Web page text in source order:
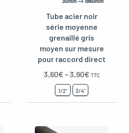
Tube acier noir
série moyenne
grenaillé gris
moyen sur mesure
pour raccord direct
3,60€–3,90€ TTC
1/2" 3/4"